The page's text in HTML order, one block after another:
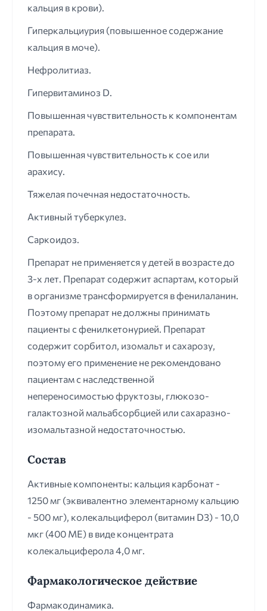
кальция в крови).
Гиперкальциурия (повышенное содержание
кальция в моче).
Нефролитиаз.
Гипервитаминоз D.
Повышенная чувствительность к компонентам
препарата.
Повышенная чувствительность к сое или
арахису.
Тяжелая почечная недостаточность.
Активный туберкулез.
Саркоидоз.
Препарат не применяется у детей в возрасте до
3-х лет. Препарат содержит аспартам, который
в организме трансформируется в фенилаланин.
Поэтому препарат не должны принимать
пациенты с фенилкетонурией. Препарат
содержит сорбитол, изомальт и сахарозу,
поэтому его применение не рекомендовано
пациентам с наследственной
непереносимостью фруктозы, глюкозо-
галактозной мальабсорбцией или сахаразно-
изомальтазной недостаточностью.
Состав
Активные компоненты: кальция карбонат -
1250 мг (эквивалентно элементарному кальцию
- 500 мг), колекальциферол (витамин D3) - 10,0
мкг (400 ME) в виде концентрата
колекальциферола 4,0 мг.
Фармакологическое действие
Фармакодинамика.